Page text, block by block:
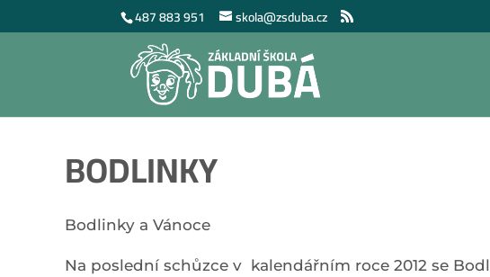
487 883 951 skola@zsduba.cz
BODLINKY
Bodlinky a Vánoce
Na poslední schůzce v kalendářním roce 2012 se